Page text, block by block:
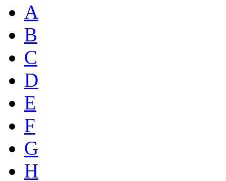
A
B
C
D
E
F
G
H